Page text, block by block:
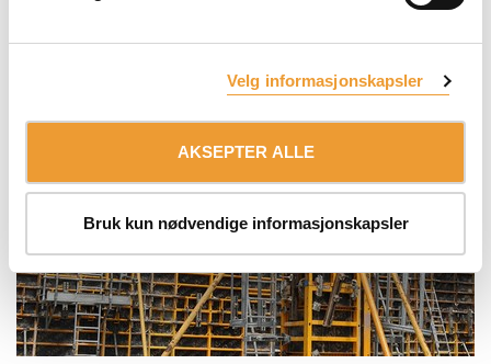
Velg informasjonskapsler
AKSEPTER ALLE
Bruk kun nødvendige informasjonskapsler